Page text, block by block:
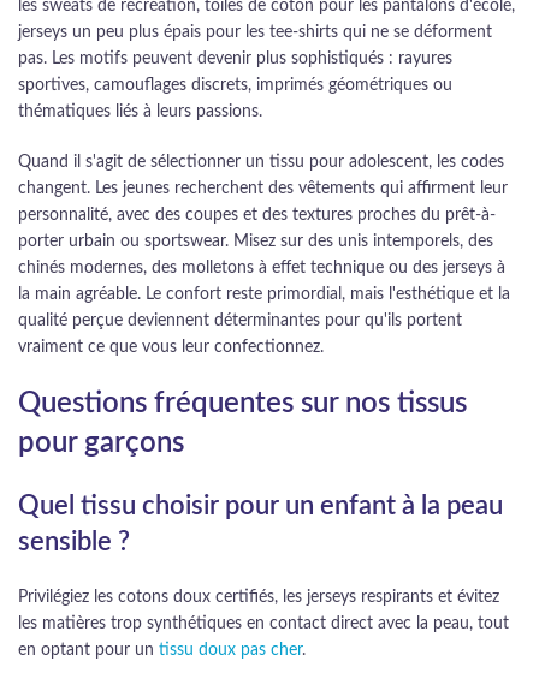
les sweats de récréation, toiles de coton pour les pantalons d'école,
jerseys un peu plus épais pour les tee-shirts qui ne se déforment
pas. Les motifs peuvent devenir plus sophistiqués : rayures
sportives, camouflages discrets, imprimés géométriques ou
thématiques liés à leurs passions.
Quand il s'agit de sélectionner un tissu pour adolescent, les codes
changent. Les jeunes recherchent des vêtements qui affirment leur
personnalité, avec des coupes et des textures proches du prêt-à-
porter urbain ou sportswear. Misez sur des unis intemporels, des
chinés modernes, des molletons à effet technique ou des jerseys à
la main agréable. Le confort reste primordial, mais l'esthétique et la
qualité perçue deviennent déterminantes pour qu'ils portent
vraiment ce que vous leur confectionnez.
Questions fréquentes sur nos tissus
pour garçons
Quel tissu choisir pour un enfant à la peau
sensible ?
Privilégiez les cotons doux certifiés, les jerseys respirants et évitez
les matières trop synthétiques en contact direct avec la peau, tout
en optant pour un tissu doux pas cher.